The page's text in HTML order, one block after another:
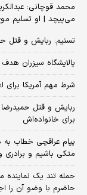
محمد قوچانی:
می‌پیچد | او تسلیم
تسنیم: ربایش و قتل
پالایشگاه سیزران
شرط مهم آمریکا برای
ربایش و قتل
برای خانواده‌اش
پیام عراقچی خطاب
متکی باشیم و برادری
حمله تند یک
حاضرم با وضو آن را